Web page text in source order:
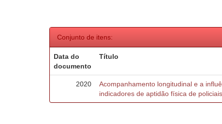
Conjunto de itens:
Data do
documento
Título
2020
Acompanhamento longitudinal e a
indicadores de aptidão física de